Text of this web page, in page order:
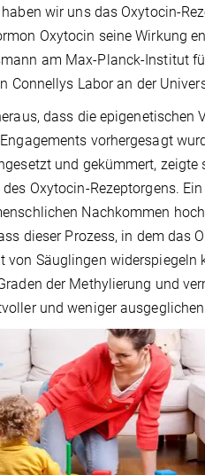
wir uns das Oxytocin-
Oxytocin seine Wirkung
am Max-Planck-Institut
Connellys Labor an der
dass die
vorhergesagt
und gekümmert,
Oxytocin-Rezeptorgens.
Nachkommen
dieser Prozess, in dem das
von Säuglingen
der Methylierung und
und weniger